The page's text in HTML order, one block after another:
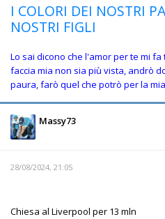
I COLORI DEI NOSTRI
NOSTRI FIGLI
Lo sai dicono che l'amor per te mi
faccia mia non sia più vista, andrò
paura, farò quel che potrò per la
Massy73
28/08/2024, 21:05
Chiesa al Liverpool per 13 mln